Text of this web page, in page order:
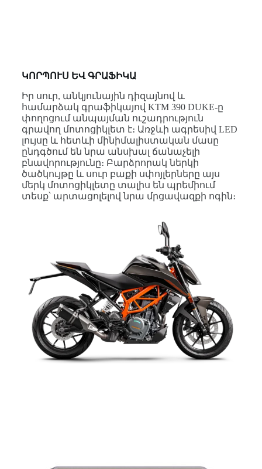
ԿՈՐՊՈՒՍ ԵՎ ԳՐԱՖԻԿԱ
Իր սուր, անկյունային դիզայնով և
համարձակ գրաֆիկայով KTM 390 DUKE-ը
փողոցում անպայման ուշադրություն
գրավող մոտոցիկլետ է։ Առջևի ագրեսիվ LED
լույսը և հետևի մինիմալիստական մասը
ընդգծում են նրա անսխալ ճանաչելի
բնավորությունը։ Բարձրորակ ներկի
ծածկույթը և սուր բաքի սփոյլերները այս
մերկ մոտոցիկլետը տալիս են պրեմիում
տեսք՝ արտացոլելով նրա մրցավազքի ոգին։